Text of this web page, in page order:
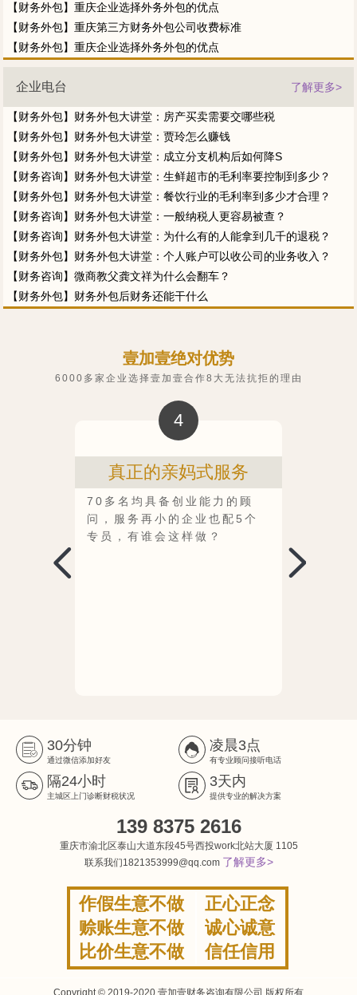
【财务外包】重庆企业选择外务外包的优点
【财务外包】重庆第三方财务外包公司收费标准
【财务外包】重庆企业选择外务外包的优点
企业电台 了解更多>
【财务外包】财务外包大讲堂：房产买卖需要交哪些税
【财务外包】财务外包大讲堂：贾玲怎么赚钱
【财务外包】财务外包大讲堂：成立分支机构后如何降S
【财务咨询】财务外包大讲堂：生鲜超市的毛利率要控制到多少？
【财务外包】财务外包大讲堂：餐饮行业的毛利率到多少才合理？
【财务咨询】财务外包大讲堂：一般纳税人更容易被查？
【财务咨询】财务外包大讲堂：为什么有的人能拿到几千的退税？
【财务外包】财务外包大讲堂：个人账户可以收公司的业务收入？
【财务咨询】微商教父龚文祥为什么会翻车？
【财务外包】财务外包后财务还能干什么
壹加壹绝对优势
6000多家企业选择壹加壹合作8大无法抗拒的理由
4
真正的亲妈式服务
70多名均具备创业能力的顾
问，服务再小的企业也配5个
专员，有谁会这样做？
30分钟
通过微信添加好友
凌晨3点
有专业顾问接听电话
隔24小时
主城区上门诊断财税状况
3天内
提供专业的解决方案
139 8375 2616
重庆市渝北区泰山大道东段45号西投work北站大厦 1105
联系我们1821353999@qq.com 了解更多>
作假生意不做
赊账生意不做
比价生意不做
正心正念
诚心诚意
信任信用
Copyright © 2019-2020 壹加壹财务咨询有限公司 版权所有